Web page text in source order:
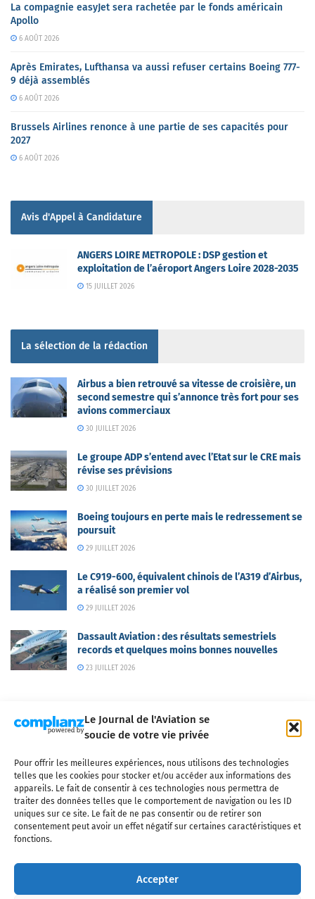
Le Journal de l'Aviation se
soucie de votre vie privée
Pour offrir les meilleures expériences, nous utilisons des technologies
telles que les cookies pour stocker et/ou accéder aux informations des
appareils. Le fait de consentir à ces technologies nous permettra de
traiter des données telles que le comportement de navigation ou les ID
uniques sur ce site. Le fait de ne pas consentir ou de retirer son
consentement peut avoir un effet négatif sur certaines caractéristiques et
fonctions.
Accepter
La compagnie easyJet sera rachetée par le fonds américain
Apollo
6 AOÛT 2026
Après Emirates, Lufthansa va aussi refuser certains Boeing 777-
9 déjà assemblés
6 AOÛT 2026
Brussels Airlines renonce à une partie de ses capacités pour
2027
6 AOÛT 2026
Avis d'Appel à Candidature
ANGERS LOIRE METROPOLE : DSP gestion et
exploitation de l’aéroport Angers Loire 2028-2035
15 JUILLET 2026
La sélection de la rédaction
Airbus a bien retrouvé sa vitesse de croisière, un
second semestre qui s’annonce très fort pour ses
avions commerciaux
30 JUILLET 2026
Le groupe ADP s’entend avec l’Etat sur le CRE mais
révise ses prévisions
30 JUILLET 2026
Boeing toujours en perte mais le redressement se
poursuit
29 JUILLET 2026
Le C919-600, équivalent chinois de l’A319 d’Airbus,
a réalisé son premier vol
29 JUILLET 2026
Dassault Aviation : des résultats semestriels
records et quelques moins bonnes nouvelles
23 JUILLET 2026
Qui sommes-nous ? Nous contacter
Partenaires
Mentions légales
CGV Politique de confidentialité Cookies
l'industrie aéronautique, l'aviation commerciale, l'aviation d'affaires, les